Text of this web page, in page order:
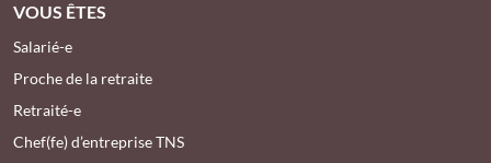
VOUS ÊTES
Salarié-e
Proche de la retraite
Retraité-e
Chef(fe) d’entreprise TNS